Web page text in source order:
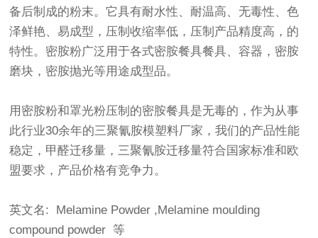
备后制成的粉末。它具有耐水性、耐温高、无毒性、色
泽鲜艳、易成型，压制收缩率低，压制产品精度高，的
特性。密胺粉广泛用于各式密胺餐具餐具、容器，密胺
磨块，密胺抛光等用途成型品。
用密胺粉和罩光粉压制的密胺餐具是无毒的，作为从事
此行业30余年的三聚氰胺模塑料厂家，我们的产品性能
稳定，甲醛迁移量，三聚氰胺迁移量符合国家标准和欧
盟要求，产品价格有竞争力。
英文名: Melamine Powder ,Melamine moulding
compound powder 等